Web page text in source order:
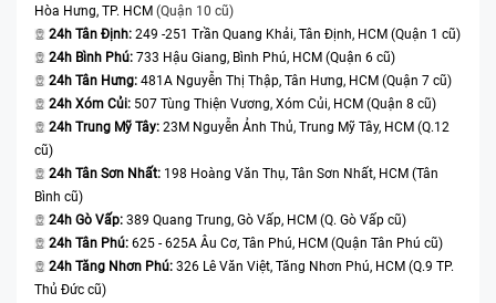
Hòa Hưng, TP. HCM (Quận 10 cũ)
24h Tân Định: 249 -251 Trần Quang Khải, Tân Định, HCM (Quận 1 cũ)
24h Bình Phú: 733 Hậu Giang, Bình Phú, HCM (Quận 6 cũ)
24h Tân Hưng: 481A Nguyễn Thị Thập, Tân Hưng, HCM (Quận 7 cũ)
24h Xóm Củi: 507 Tùng Thiện Vương, Xóm Củi, HCM (Quận 8 cũ)
24h Trung Mỹ Tây: 23M Nguyễn Ảnh Thủ, Trung Mỹ Tây, HCM (Q.12
cũ)
24h Tân Sơn Nhất: 198 Hoàng Văn Thụ, Tân Sơn Nhất, HCM (Tân
Bình cũ)
24h Gò Vấp: 389 Quang Trung, Gò Vấp, HCM (Q. Gò Vấp cũ)
24h Tân Phú: 625 - 625A Âu Cơ, Tân Phú, HCM (Quận Tân Phú cũ)
24h Tăng Nhơn Phú: 326 Lê Văn Việt, Tăng Nhơn Phú, HCM (Q.9 TP.
Thủ Đức cũ)